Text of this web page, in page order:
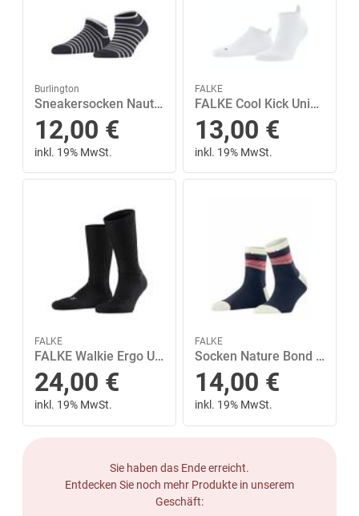
Burlington
Sneakersocken Nautical 35-38 - Dark Navy
12,00 €
inkl. 19% MwSt.
FALKE
FALKE Cool Kick Unisex Weiß 39-41
13,00 €
inkl. 19% MwSt.
FALKE
FALKE Walkie Ergo Unisex 39-41 - Black
24,00 €
inkl. 19% MwSt.
FALKE
Socken Nature Bond 44-45 - Royal Blue
14,00 €
inkl. 19% MwSt.
Sie haben das Ende erreicht.
Entdecken Sie noch mehr Produkte in unserem
Geschäft: